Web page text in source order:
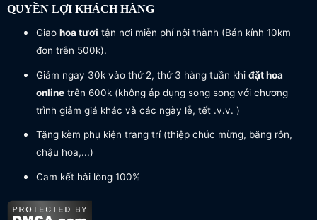
QUYỀN LỢI KHÁCH HÀNG
Giao hoa tươi tận nơi miễn phí nội thành (Bán kính 10km
đơn trên 500k).
Giảm ngay 30k vào thứ 2, thứ 3 hàng tuần khi đặt hoa
onlinetrên 600k (không áp dụng song song với chương
trình giảm giá khác và các ngày lễ, tết .v.v. )
Tặng kèm phụ kiện trang trí (thiệp chúc mừng, băng rôn,
chậu hoa,...)
Cam kết hài lòng 100%